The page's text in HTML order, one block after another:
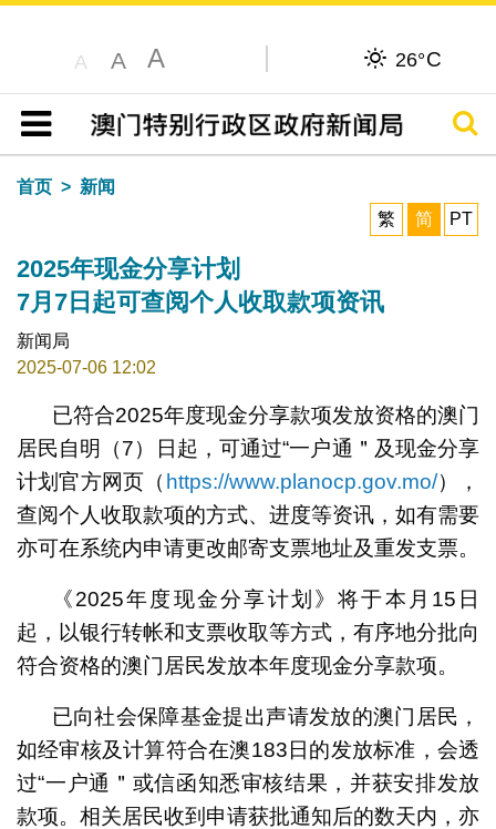
A A A 26°C
目录
搜寻
首页
新闻
繁
简 PT
2025年现金分享计划
7月7日起可查阅个人收取款项资讯
新闻局
2025-07-06 12:02
已符合2025年度现金分享款项发放资格的澳门
居民自明（7）日起，可通过“一户通＂及现金分享
计划官方网页（ https://www.planocp.gov.mo/），
查阅个人收取款项的方式、进度等资讯，如有需要
亦可在系统内申请更改邮寄支票地址及重发支票。
《2025年度现金分享计划》将于本月15日
起，以银行转帐和支票收取等方式，有序地分批向
符合资格的澳门居民发放本年度现金分享款项。
已向社会保障基金提出声请发放的澳门居民，
如经审核及计算符合在澳183日的发放标准，会透
过“一户通＂或信函知悉审核结果，并获安排发放
款项。相关居民收到申请获批通知后的数天内，亦